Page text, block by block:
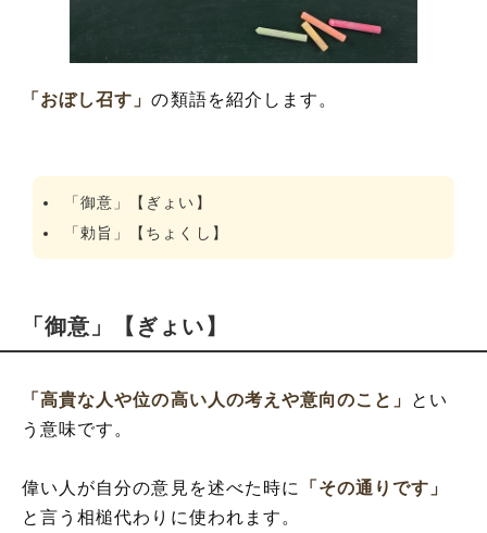
「おぼし召す」の類語を紹介します。
「御意」【ぎょい】
「勅旨」【ちょくし】
「御意」【ぎょい】
「高貴な人や位の高い人の考えや意向のこと」 とい
う意味です。
偉い人が自分の意見を述べた時に
「その通りです」
と言う相槌代わりに使われます。